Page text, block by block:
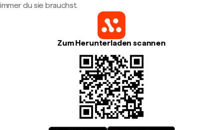
immer du sie brauchst.
Zum Herunterladen scannen